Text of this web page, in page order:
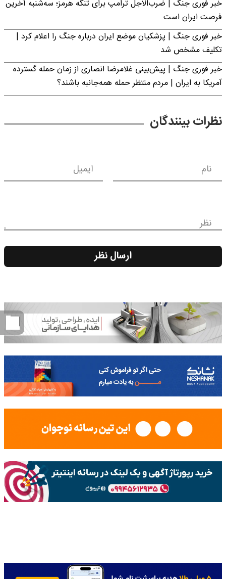
خبر فوری جنگ | ضرب‌الاجل ترامپ برای تنگه هرمز؛ سه‌شنبه آخرین
فرصت ایران است
خبر فوری جنگ | پزشکیان موضع ایران درباره جنگ را اعلام کرد |
تکلیف مشخص شد
خبر فوری جنگ | پیش‌بینی غلامرضا انصاری از زمان حمله گسترده
آمریکا به ایران | مردم منتظر حمله همه‌جانبه باشند؟
نظرات بینندگان
نام ایمیل
نظر
ارسال نظر